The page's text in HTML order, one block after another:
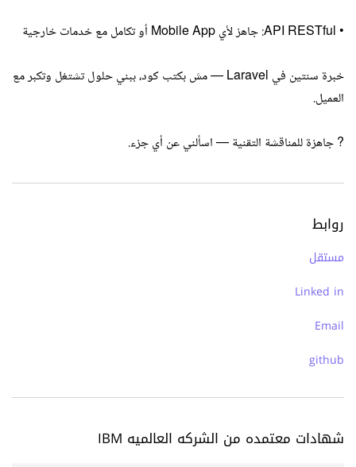
• API RESTful: جاهز لأي Mobile App أو تكامل مع خدمات خارجية
خبرة سنتين في Laravel — مش بكتب كود، ببني حلول تشتغل وتكبر مع
العميل.
? جاهزة للمناقشة التقنية — اسألني عن أي جزء.
روابط
مستقل
Linked in
Email
github
شهادات معتمده من الشركه العالميه IBM